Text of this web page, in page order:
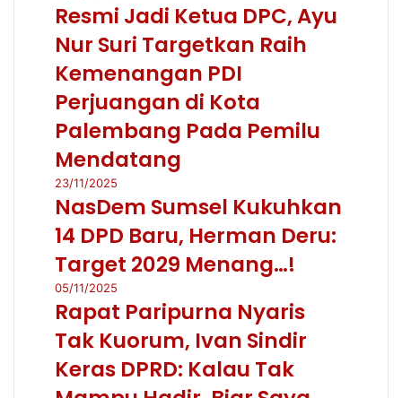
Resmi Jadi Ketua DPC, Ayu
Nur Suri Targetkan Raih
Kemenangan PDI
Perjuangan di Kota
Palembang Pada Pemilu
Mendatang
23/11/2025
NasDem Sumsel Kukuhkan
14 DPD Baru, Herman Deru:
Target 2029 Menang…!
05/11/2025
Rapat Paripurna Nyaris
Tak Kuorum, Ivan Sindir
Keras DPRD: Kalau Tak